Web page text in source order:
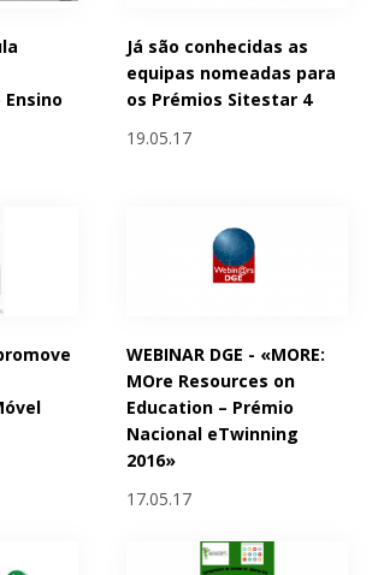
Já são conhecidas as
equipas nomeadas para
os Prémios Sitestar 4
19.05.17
WEBINAR DGE - «MORE:
MOre Resources on
Education – Prémio
Nacional eTwinning
2016»
17.05.17